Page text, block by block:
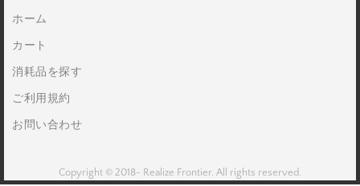
ホーム
カート
消耗品を探す
ご利用規約
お問い合わせ
Copyright © 2018- Realize Frontier. All rights reserved.